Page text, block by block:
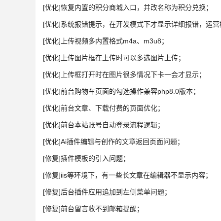
[优化]恢复内置的积分商城入口，并改名称为积分兑换；
[优化]系统报错提示，在开发模式下才显示详细报错，运营
[优化]上传视频多内置格式m4a、m3u8；
[优化]上传图片框在上传时可以多选图片上传；
[优化]上传框打开时在图片很多情况下卡一会才显示；
[优化]前台购物车页面的勾选操作兼容php8.0版本；
[优化]前台文章、下载付费的页面优化；
[优化]前台本站账号自动登录流程逻辑；
[优化]Ai插件编辑与创作的文章返回页面问题；
[修复]插件模板的引入问题；
[修复]iis等环境下，有一些长文章在编辑器不显示内容；
[修复]后台插件应用追加到左侧菜单问题；
[修复]前台留言收不到邮箱提醒；